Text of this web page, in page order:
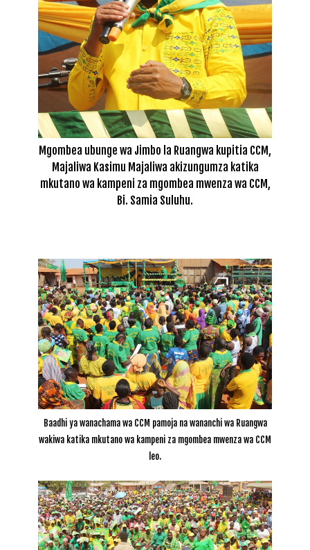
Mgombea ubunge wa Jimbo la Ruangwa kupitia CCM,
Majaliwa Kasimu Majaliwa akizungumza katika
mkutano wa kampeni za mgombea mwenza wa CCM,
Bi. Samia Suluhu.
Baadhi ya wanachama wa CCM pamoja na wananchi wa Ruangwa
wakiwa katika mkutano wa kampeni za mgombea mwenza wa CCM
leo.